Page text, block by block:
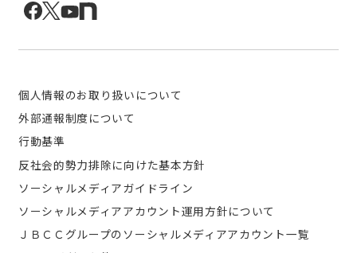
個人情報のお取り扱いについて
外部通報制度について
行動基準
反社会的勢力排除に向けた基本方針
ソーシャルメディアガイドライン
ソーシャルメディアアカウント運用方針について
ＪＢＣＣグループのソーシャルメディアアカウント一覧